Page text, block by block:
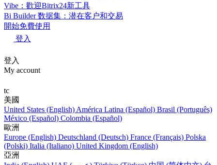
Vibe：歡迎Bitrix24新工具
Bi Builder 数据集：潜在客户和交易
開始免費使用
登入
登入
My account
tc
美國
United States (English) América Latina (Español) Brasil (Português)
México (Español) Colombia (Español)
歐洲
Europe (English) Deutschland (Deutsch) France (Français) Polska
(Polski) Italia (Italiano) United Kingdom (English)
亞洲